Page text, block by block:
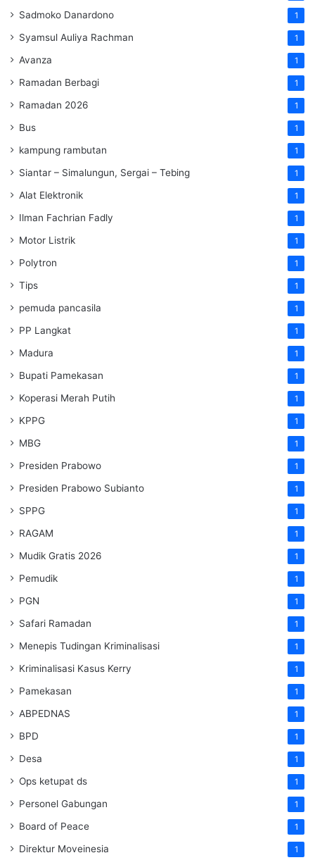
Sadmoko Danardono 1
Syamsul Auliya Rachman 1
Avanza 1
Ramadan Berbagi 1
Ramadan 2026 1
Bus 1
kampung rambutan 1
Siantar – Simalungun, Sergai – Tebing 1
Alat Elektronik 1
Ilman Fachrian Fadly 1
Motor Listrik 1
Polytron 1
Tips 1
pemuda pancasila 1
PP Langkat 1
Madura 1
Bupati Pamekasan 1
Koperasi Merah Putih 1
KPPG 1
MBG 1
Presiden Prabowo 1
Presiden Prabowo Subianto 1
SPPG 1
RAGAM 1
Mudik Gratis 2026 1
Pemudik 1
PGN 1
Safari Ramadan 1
Menepis Tudingan Kriminalisasi 1
Kriminalisasi Kasus Kerry 1
Pamekasan 1
ABPEDNAS 1
BPD 1
Desa 1
Ops ketupat ds 1
Personel Gabungan 1
Board of Peace 1
Direktur Moveinesia 1